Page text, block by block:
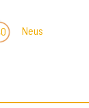
Neus